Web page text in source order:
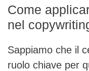
Come
nel
Sappiamo che il
ruolo chiave per